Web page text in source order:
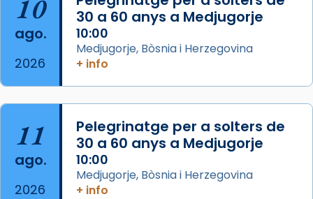
Jaume, fill de Zebedeu, és juntament amb el
seu germà Joan i Pere un dels que
acompanyava més de prop Jesús.
Segons el llibre dels Fets (12,2) fou el primer
apòstol màrtir, decapitat a Jerusalem per
Herodes Agripa (vers l'any 44).
Patró de Galícia, després de les invasions
musulmanes fou venerat com a patró dels
Regnes castellans i més tard de tota
Espanya.
10
ago.
2026
30 a 60 anys a Medjugorje
10:00
Medjugorje, Bòsnia i Herzegovina
+ info
11
ago.
2026
Pelegrinatge per a solters de
30 a 60 anys a Medjugorje
10:00
Medjugorje, Bòsnia i Herzegovina
+ info